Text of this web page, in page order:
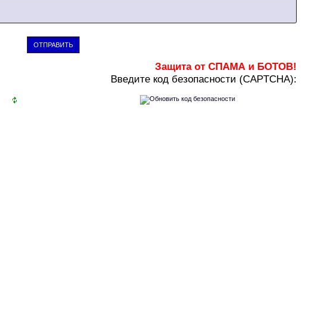
ОТПРАВИТЬ
Защита от СПАМА и БОТОВ!
Введите код безопасности (CAPTCHA):